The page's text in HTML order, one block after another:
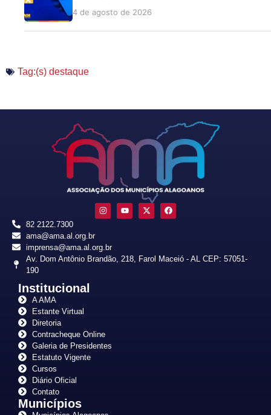
4 de agosto de 2026
Tag:(s) destaque
82 2122.7300
ama@ama.al.org.br
imprensa@ama.al.org.br
Av. Dom Antônio Brandão, 218, Farol Maceió - AL CEP: 57051-
190
Institucional
A AMA
Estante Virtual
Diretoria
Contracheque Online
Galeria de Presidentes
Estatuto Vigente
Cursos
Diário Oficial
Contato
Municípios